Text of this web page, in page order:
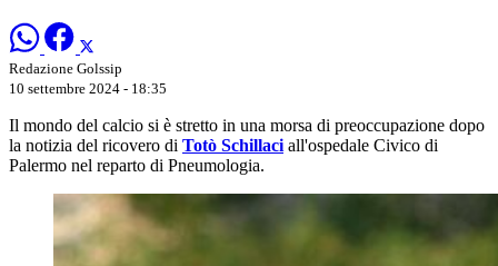
Redazione Golssip
10 settembre 2024 - 18:35
Il mondo del calcio si è stretto in una morsa di preoccupazione dopo
la notizia del ricovero di Totò Schillaci all'ospedale Civico di
Palermo nel reparto di Pneumologia.